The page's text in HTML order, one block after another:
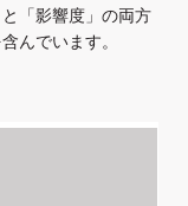
「影響度」の両方
んでいます。